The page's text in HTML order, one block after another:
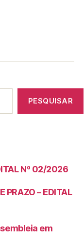
PESQUISAR
Nº 02/2026
PRAZO – EDITAL
em